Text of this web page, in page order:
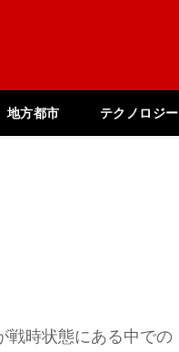
地方都市 テクノロジー
戦時状態にある中での